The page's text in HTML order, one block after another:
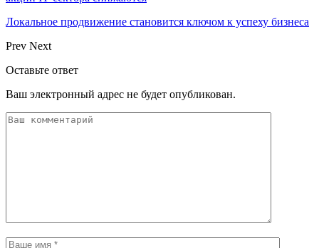
Локальное продвижение становится ключом к успеху бизнеса
Prev Next
Оставьте ответ
Ваш электронный адрес не будет опубликован.